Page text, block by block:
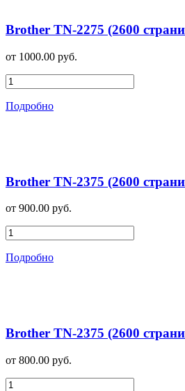
Brother TN-2275 (2600
от 1000.00 руб.
Подробно
Brother TN-2375 (2600
от 900.00 руб.
Подробно
Brother TN-2375 (2600
от 800.00 руб.